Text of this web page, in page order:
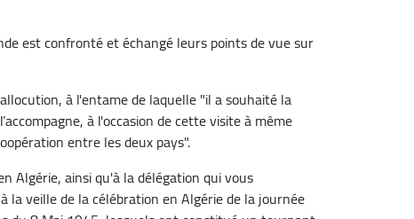
est confronté et échangé leurs points de vue sur
à l'entame de laquelle "il a souhaité la
à l'occasion de cette visite à même
entre les deux pays".
Algérie, ainsi qu'à la délégation qui vous
la veille de la célébration en Algérie de la journée